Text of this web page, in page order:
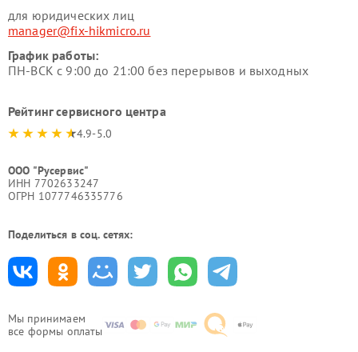
Мы принимаем
все формы оплаты
для юридических лиц
manager@fix-hikmicro.ru
График работы:
ПН-ВСК с 9:00 до 21:00 без перерывов и выходных
Рейтинг сервисного центра
4.9-5.0
ООО "Русервис"
ИНН 7702633247
ОГРН 1077746335776
Поделиться в соц. сетях: